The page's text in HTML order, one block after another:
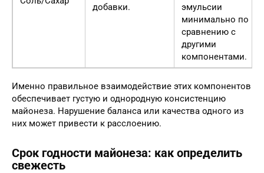
добавки.
эмульсии
минимально по
сравнению с
другими
компонентами.
Именно правильное взаимодействие этих компонентов
обеспечивает густую и однородную консистенцию
майонеза. Нарушение баланса или качества одного из
них может привести к расслоению.
Срок годности майонеза: как определить
свежесть